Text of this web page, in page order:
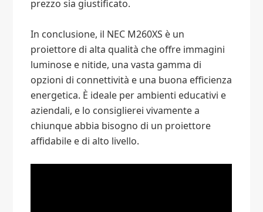
prezzo sia giustificato.
In conclusione, il NEC M260XS è un
proiettore di alta qualità che offre immagini
luminose e nitide, una vasta gamma di
opzioni di connettività e una buona efficienza
energetica. È ideale per ambienti educativi e
aziendali, e lo consiglierei vivamente a
chiunque abbia bisogno di un proiettore
affidabile e di alto livello.